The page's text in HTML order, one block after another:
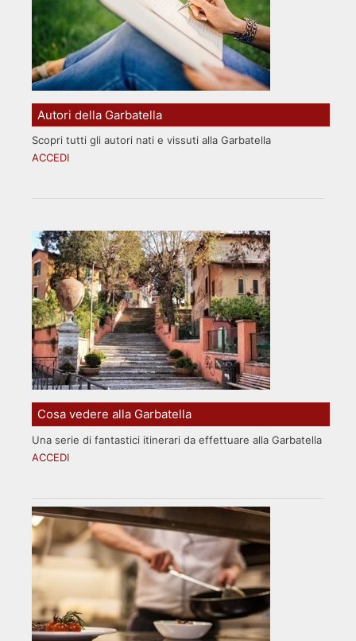
Autori della Garbatella
Scopri tutti gli autori nati e vissuti alla Garbatella
ACCEDI
Cosa vedere alla Garbatella
Una serie di fantastici itinerari da effettuare alla Garbatella
ACCEDI